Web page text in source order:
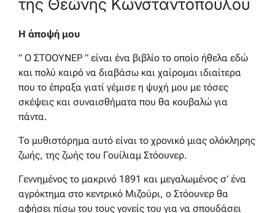
της Θεώνης Κωνσταντοπούλου
Η άποψή μου
” Ο ΣΤΟΟΥΝΕΡ ” είναι ένα βιβλίο το οποίο ήθελα εδώ
και πολύ καιρό να διαβάσω και χαίρομαι ιδιαίτερα
που το έπραξα γιατί γέμισε η ψυχή μου με τόσες
σκέψεις και συναισθήματα που θα κουβαλώ για
πάντα.
Το μυθιστόρημα αυτό είναι το χρονικό μιας ολόκληρης
ζωής, της ζωής του Γουίλιαμ Στόουνερ.
Γεννημένος το μακρινό 1891 και μεγαλωμένος σ’ ένα
αγρόκτημα στο κεντρικό Μιζούρι, ο Στόουνερ θα
αφήσει πίσω του τους γονείς του για να σπουδάσει